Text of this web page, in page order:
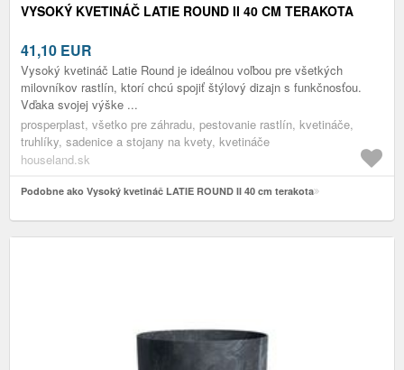
VYSOKÝ KVETINÁČ LATIE ROUND II 40 CM TERAKOTA
41,10 EUR
Vysoký kvetináč Latie Round je ideálnou voľbou pre všetkých
milovníkov rastlín, ktorí chcú spojiť štýlový dizajn s funkčnosťou.
Vďaka svojej výške ...
prosperplast, všetko pre záhradu, pestovanie rastlín, kvetináče,
truhlíky, sadenice a stojany na kvety, kvetináče
houseland.sk
Podobne ako Vysoký kvetináč LATIE ROUND II 40 cm terakota